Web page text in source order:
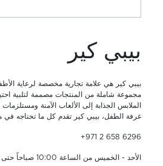
بيبي كير
بيبي كير هي علامة تجارية مخصصة لرعاية
مجموعة شاملة من المنتجات مصممة لتلبية
الملابس الجذابة إلى الألعاب الآمنة
غرفة الطفل، بيبي كير تقدم كل ما تحتاجه في
+971 2 658 6296
الأحد - الخميس من الساعة 10:00 صباحاً حتى الساعة 10:00 مساءً